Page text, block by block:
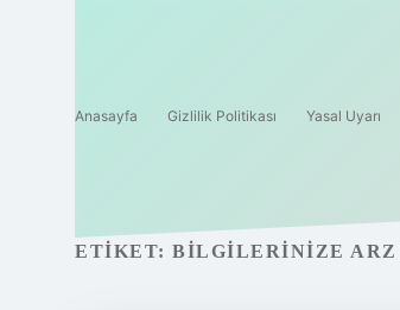
Anasayfa Gizlilik Politikası Yasal Uyarı
ETIKET: BILGILERINIZE